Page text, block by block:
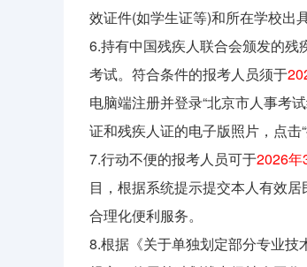
效证件(如学生证等)和所在学校出
6.持有中国残疾人联合会颁发的
考试。符合条件的报考人员须于
电脑端注册并登录“北京市人事考
证和残疾人证的电子版照片，点击“
7.行动不便的报考人员可于2026年
目，根据系统提示提交本人有效
合理化便利服务。
8.根据《关于单独划定部分专业